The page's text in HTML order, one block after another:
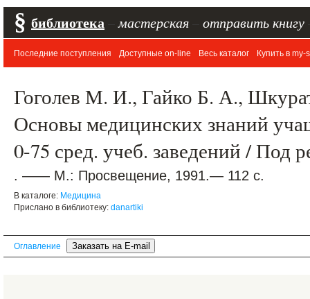
§ библиотека мастерская отправить книгу
Последние поступления Доступные on-line Весь каталог Купить в my-
Гоголев М. И., Гайко Б. А.,
Основы медицинских знаний
0-75 сред. учеб. заведений / Под
. —— М.: Просвещение, 1991.— 112 с.
В каталоге: Медицина
Прислано в библиотеку: danartiki
Оглавление